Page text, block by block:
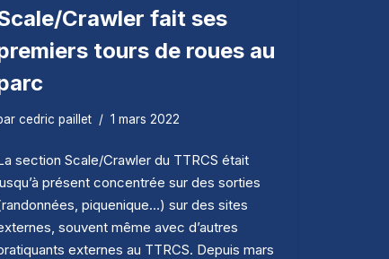
Crawler fait ses
tours de roues au
cedric paillet 1 mars 2022
section Scale/Crawler du TTRCS était
présent concentrée sur des sorties
piquenique…) sur des sites
souvent même avec d’autres
externes au TTRCS. Depuis mars